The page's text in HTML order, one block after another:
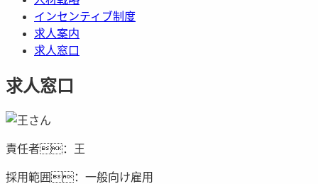
インセンティブ制度
求人案内
求人窓口
求人窓口
責任者：王
採用範囲：一般向け雇用